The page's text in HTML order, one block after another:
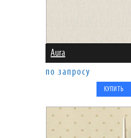
Aura
по запросу